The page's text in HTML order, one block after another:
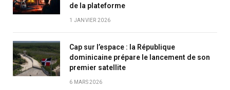
de la plateforme
1 JANVIER 2026
Cap sur l’espace : la République
dominicaine prépare le lancement de son
premier satellite
6 MARS 2026